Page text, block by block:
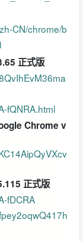
CN/chrome/b
正式版
fQNRA.html
Chrome v
正式版
fDCRA